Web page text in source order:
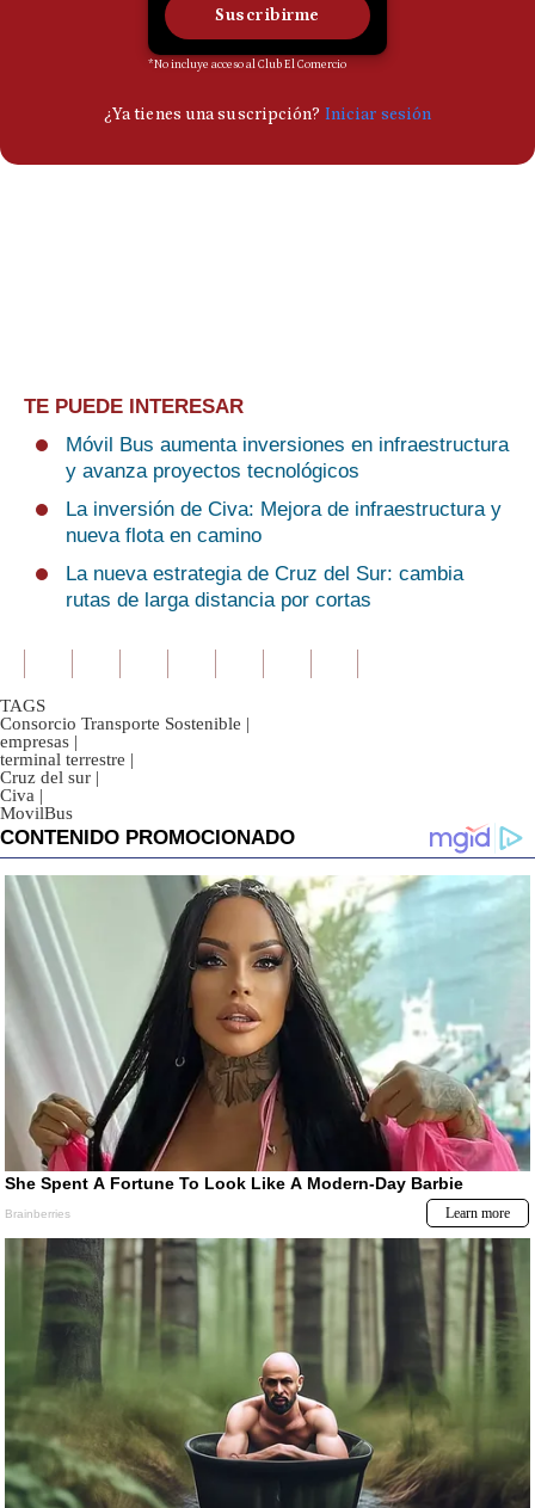
TE PUEDE INTERESAR
Móvil Bus aumenta inversiones en infraestructura
y avanza proyectos tecnológicos
La inversión de Civa: Mejora de infraestructura y
nueva flota en camino
La nueva estrategia de Cruz del Sur: cambia
rutas de larga distancia por cortas
TAGS
Consorcio Transporte Sostenible |
empresas |
terminal terrestre |
Cruz del sur |
Civa |
MovilBus